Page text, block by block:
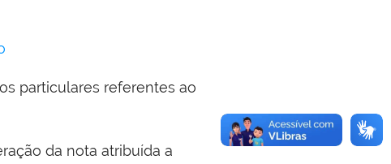
particulares referentes ao
da nota atribuída a